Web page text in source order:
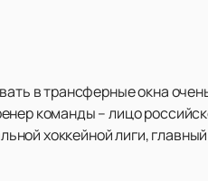
в трансферные окна
команды – лицо
хоккейной лиги,